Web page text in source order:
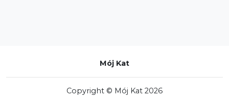
Mój Kat
Copyright © Mój Kat 2026